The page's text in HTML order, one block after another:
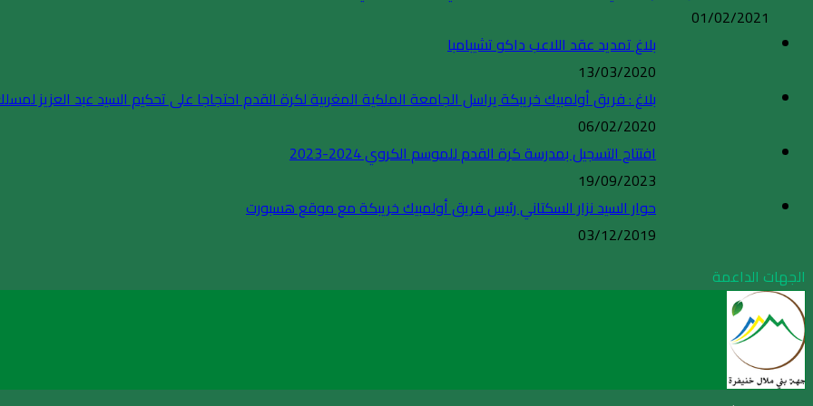
01/02/2021
بلاغ تمديد عقد اللاعب داكو تشيبامبا
13/03/2020
بلاغ : فريق أولمبيك خريبكة يراسل الجامعة الملكية المغربية لكرة القدم احتجاجا على تحكيم السيد عبد العزيز
06/02/2020
افتتاح التسجيل بمدرسة كرة القدم للموسم الكروي 2024-2023
19/09/2023
حوار السيد نزار السكتاني رئيس فريق أولمبيك خريبكة مع موقع هسبورت
03/12/2019
الجهات الداعمة